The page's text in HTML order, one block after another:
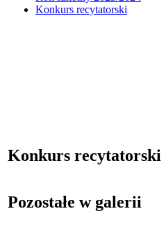
Konkurs recytatorski
Konkurs recytatorski
Pozostałe w galerii